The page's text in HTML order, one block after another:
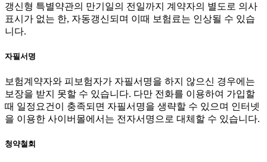
갱신형 특별약관의 만기일의 전일까지 계약자의 별도로 의사
표시가 없는 한, 자동갱신되며 이때 보험료는 인상될 수 있습
니다.
자필서명
보험계약자와 피보험자가 자필서명을 하지 않으신 경우에는
보장을 받지 못할 수 있습니다. 다만 전화를 이용하여 가입할
때 일정요건이 충족되면 자필서명을 생략할 수 있으며 인터넷
을 이용한 사이버몰에서는 전자서명으로 대체할 수 있습니다.
청약철회